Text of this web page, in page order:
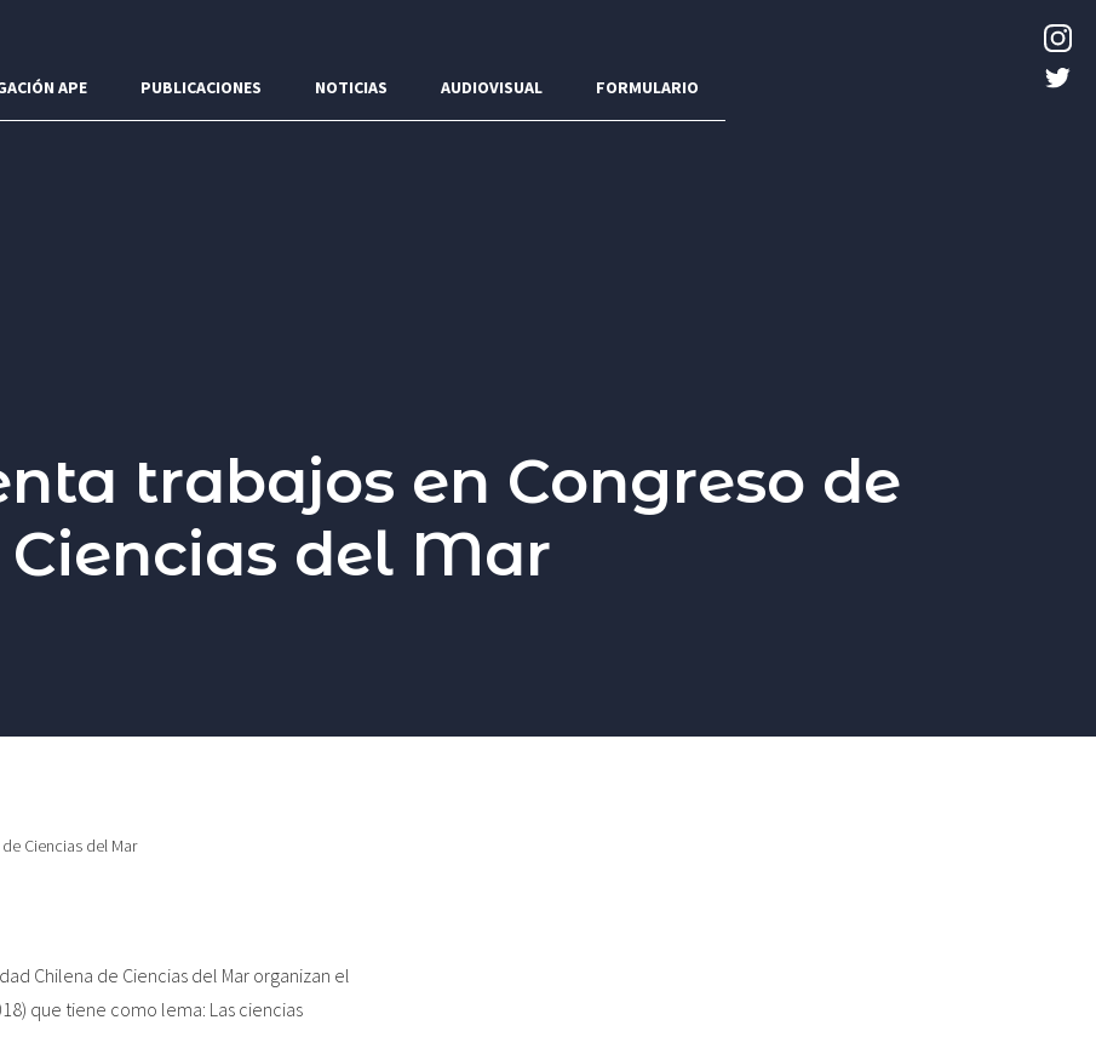
APE PUBLICACIONES NOTICIAS AUDIOVISUAL FORMULARIO
trabajos en Congreso de
Ciencias del Mar
Ciencias del Mar
Chilena de Ciencias del Mar organizan el
que tiene como lema: Las ciencias